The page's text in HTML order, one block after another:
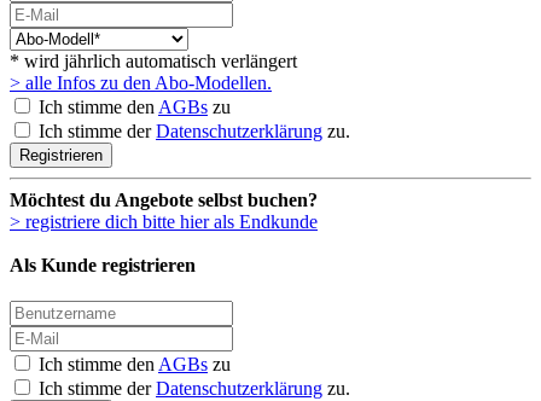
* wird jährlich automatisch verlängert
> alle Infos zu den Abo-Modellen.
Ich stimme denAGBs zu
Ich stimme derDatenschutzerklärung zu.
Registrieren
Möchtest du Angebote selbst buchen?
> registriere dich bitte hier als Endkunde
Als Kunde registrieren
Ich stimme den AGBs zu
Ich stimme derDatenschutzerklärung zu.